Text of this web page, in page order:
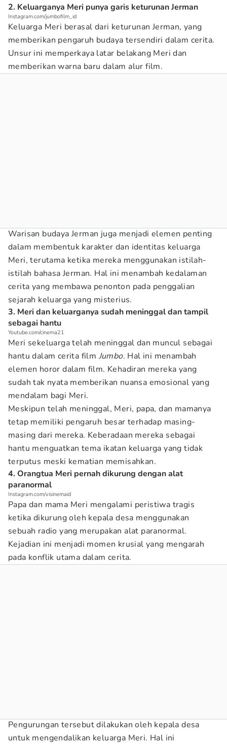
2. Keluarganya Meri punya garis keturunan Jerman
Instagram.com/jumbofilm_id
Keluarga Meri berasal dari keturunan Jerman, yang
memberikan pengaruh budaya tersendiri dalam cerita.
Unsur ini memperkaya latar belakang Meri dan
memberikan warna baru dalam alur film.
Warisan budaya Jerman juga menjadi elemen penting
dalam membentuk karakter dan identitas keluarga
Meri, terutama ketika mereka menggunakan istilah-
istilah bahasa Jerman. Hal ini menambah kedalaman
cerita yang membawa penonton pada penggalian
sejarah keluarga yang misterius.
3. Meri dan keluarganya sudah meninggal dan tampil
sebagai hantu
Youtube.com/cinema21
Meri sekeluarga telah meninggal dan muncul sebagai
hantu dalam cerita film Jumbo. Hal ini menambah
elemen horor dalam film. Kehadiran mereka yang
sudah tak nyata memberikan nuansa emosional yang
mendalam bagi Meri.
Meskipun telah meninggal, Meri, papa, dan mamanya
tetap memiliki pengaruh besar terhadap masing-
masing dari mereka. Keberadaan mereka sebagai
hantu menguatkan tema ikatan keluarga yang tidak
terputus meski kematian memisahkan.
4. Orangtua Meri pernah dikurung dengan alat
paranormal
Instagram.com/visinemaid
Papa dan mama Meri mengalami peristiwa tragis
ketika dikurung oleh kepala desa menggunakan
sebuah radio yang merupakan alat paranormal.
Kejadian ini menjadi momen krusial yang mengarah
pada konflik utama dalam cerita.
Pengurungan tersebut dilakukan oleh kepala desa
untuk mengendalikan keluarga Meri. Hal ini